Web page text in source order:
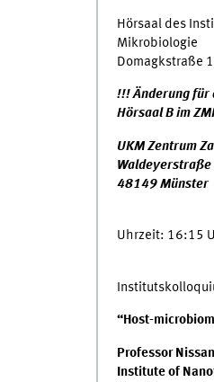
Hörsaal des
Mikrobiologie
Domagkstraße
!!! Änderung für
Hörsaal B im
UKM Zentrum
Waldeyerstraße
48149 Münster
Uhrzeit: 16:15
“Host-
Professor
Institute of